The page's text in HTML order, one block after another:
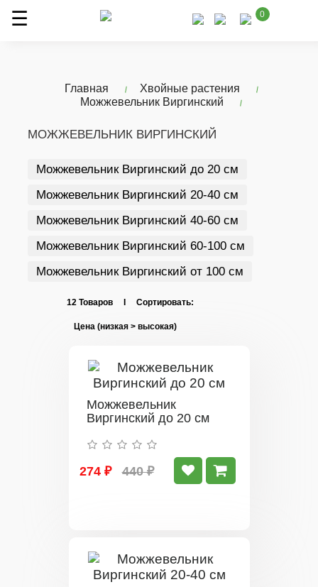
0
Главная
Хвойные растения
Можжевельник Виргинский
МОЖЖЕВЕЛЬНИК ВИРГИНСКИЙ
Можжевельник Виргинский до 20 см
Можжевельник Виргинский 20-40 см
Можжевельник Виргинский 40-60 см
Можжевельник Виргинский 60-100 см
Можжевельник Виргинский от 100 см
12 Товаров I Сортировать:
Можжевельник
Виргинский до 20 см
274 ₽ 440 ₽